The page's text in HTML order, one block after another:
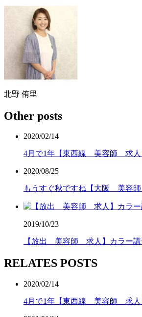
北野 侑里
Other posts
2020/02/14
4月で1年【東西線 美容師 求人
2020/08/25
もうすぐ秋ですね【大阪 美容
2019/10/23
【放出 美容師 求人】カラー講
RELATES POSTS
2020/02/14
4月で1年【東西線 美容師 求人